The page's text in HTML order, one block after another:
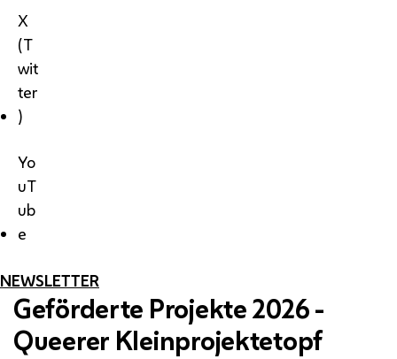
X
(T
wit
ter
)
Yo
uT
ub
e
NEWSLETTER
Geförderte Projekte 2026 -
Queerer Kleinprojektetopf